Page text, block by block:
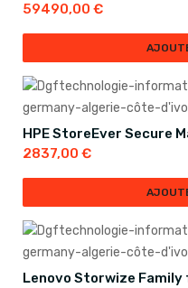
59490,00 €
HPE StoreEver Secure
2837,00 €
Lenovo Storwize